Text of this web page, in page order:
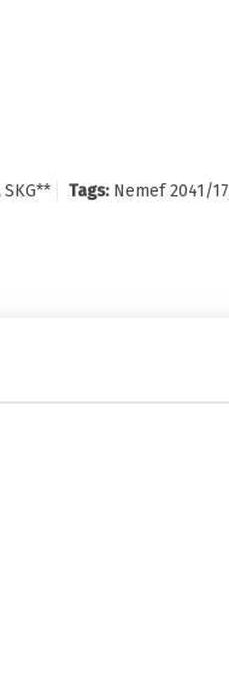
SKG** Tags: Nemef 2041/17